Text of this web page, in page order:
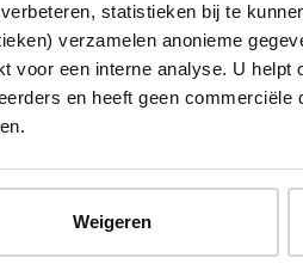
statistieken bij te
verzamelen anonieme
voor een interne analyse. U
en heeft geen
Weigeren